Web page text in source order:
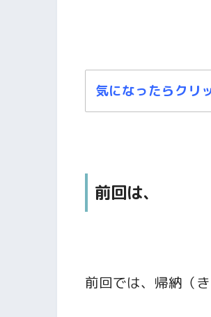
気になったらクリ
前回は、
前回では、帰納（